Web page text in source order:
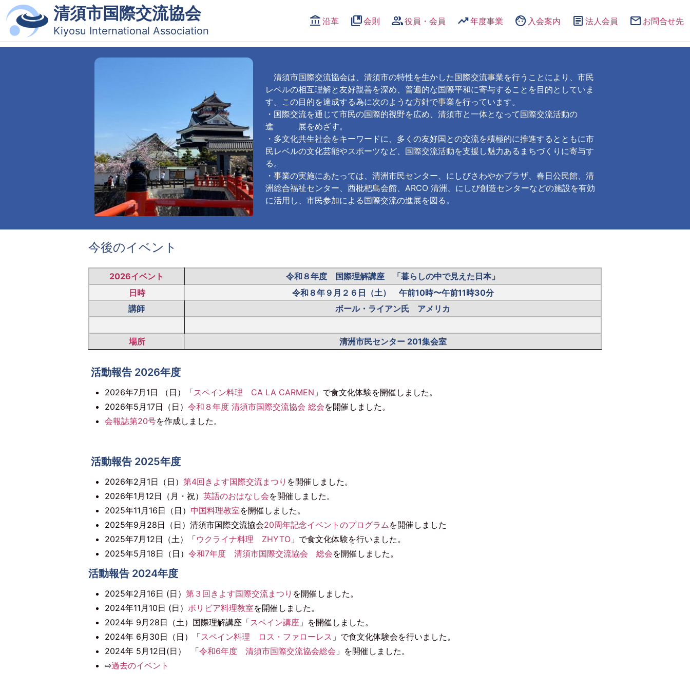
清須市国際交流協会
Kiyosu International Association
account_balance 沿革 collections_bookmark会則 group役員・会員 trending_up年度事業 face 入会案内 article 法人会員 email お問合せ先
清須市国際交流協会は、清須市の特性を生かした国際交流事業を行うことにより、市民
レベルの相互理解と友好親善を深め、普遍的な国際平和に寄与することを目的としていま
す。この目的を達成する為に次のような方針で事業を行っています。
・国際交流を通じて市民の国際的視野を広め、清須市と一体となって国際交流活動の
進 展をめざす。
・多文化共生社会をキーワードに、多くの友好国との交流を積極的に推進するとともに市
民レベルの文化芸能やスポーツなど、国際交流活動を支援し魅力あるまちづくりに寄与す
る。
・事業の実施にあたっては、清洲市民センター、にしびさわやかプラザ、春日公民館、清
洲総合福祉センター、西枇杷島会館、ARCO 清洲、にしび創造センターなどの施設を有効
に活用し、市民参加による国際交流の進展を図る。
今後のイベント
2026イベント
令和８年度 国際理解講座 「暮らしの中で見えた日本」
日時
令和８年９月２６日（土） 午前10時〜午前11時30分
講師
ボール・ライアン氏 アメリカ
場所 清洲市民センター 201集会室
活動報告 2026年度
2026年7月1日 （日）「スペイン料理 CA LA CARMEN 」で食文化体験を開催しました。
2026年5月17日（日） 令和８年度 清須市国際交流協会 総会を開催しました。
会報誌第20号を作成しました。
活動報告 2025年度
2026年2月1日（日） 第4回きよす国際交流まつり を開催しました。
2026年1月12日（月・祝） 英語のおはなし会を開催しました。
2025年11月16日（日） 中国料理教室を開催しました。
2025年9月28日（日）清須市国際交流協会20周年記念イベントのプログラムを開催しました
2025年7月12日（土）「ウクライナ料理 ZHYTO 」で食文化体験を行いました。
2025年5月18日（日） 令和7年度 清須市国際交流協会 総会を開催しました。
活動報告 2024年度
2025年2月16日 (日） 第３回きよす国際交流まつり を開催しました。
2024年11月10日 (日） ボリビア料理教室を開催しました。
2024年 9月28日（土）国際理解講座「スペイン講座 」を開催しました。
2024年 6月30日（日）「スペイン料理 ロス・ファローレス 」で食文化体験会を行いました。
2024年 5月12日(日） 「令和6年度 清須市国際交流協会総会 」を開催しました。
⇨過去のイベント